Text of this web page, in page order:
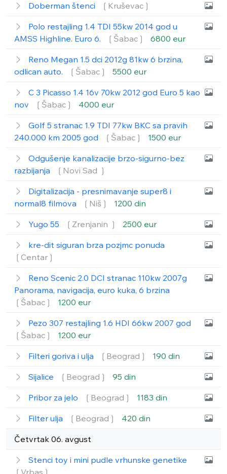
Doberman štenci ❲Kruševac❳
Polo restajling 1.4 TDI 55kw 2014 god u
AMSS Highline. Euro 6.
❲Šabac❳ 6800 eur
Reno Megan 1.5 dci 2012g 81kw 6 brzina,
odlican auto.
❲Šabac❳ 5500 eur
C 3 Picasso 1.4 16v 70kw 2012 god Euro 5 kao
nov
❲Šabac❳ 4000 eur
Golf 5 stranac 1.9 TDI 77kw BKC sa pravih
240.000 km 2005 god
❲Šabac❳ 1500 eur
Odgušenje kanalizacije brzo-sigurno-bez
razbijanja
❲Novi Sad ❳
Digitalizacija - presnimavanje super8 i
normal8 filmova
❲Niš❳ 1200 din
Yugo 55 ❲Zrenjanin ❳ 2500 eur
kre-dit siguran brza pozjmc ponuda
❲Centar❳
Reno Scenic 2.0 DCI stranac 110kw 2007g
Panorama, navigacija, euro kuka, 6 brzina
❲Šabac❳
1200 eur
Pezo 307 restajling 1.6 HDI 66kw 2007 god
❲Šabac❳
1200 eur
Filteri goriva i ulja ❲Beograd❳ 190 din
Sijalice ❲Beograd❳ 95 din
Pribor za jelo ❲Beograd❳ 1183 din
Filter ulja ❲Beograd❳ 420 din
Četvrtak 06. avgust
Stenci toy i mini pudle vrhunske genetike
❲Vrbas❳